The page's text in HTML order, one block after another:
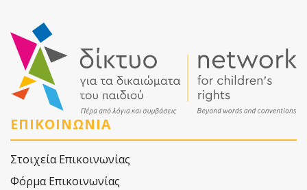
ΕΠΙΚΟΙΝΩΝΙΑ
Στοιχεία Επικοινωνίας
Φόρμα Επικοινωνίας